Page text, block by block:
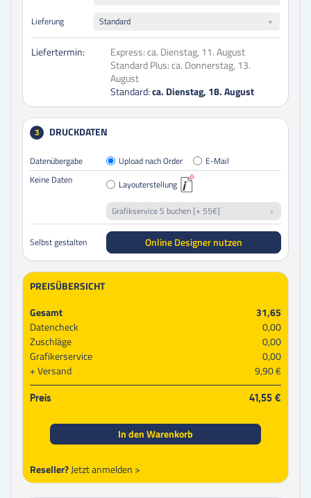
Lieferung
Standard
Liefertermin: Express: ca. Dienstag, 11. August
Standard Plus: ca. Donnerstag, 13.
August
Standard: ca. Dienstag, 18. August
3 DRUCKDATEN
Datenübergabe Upload nach Order
E-Mail
Keine Daten
Layouterstellung
Grafikservice S buchen [+ 55€]
Selbst gestalten Online Designer nutzen
PREISÜBERSICHT
Gesamt
31,65
Datencheck
0,00
Zuschläge
0,00
Grafikerservice
0,00
Versand
9,90 €
Preis 41,55 €
In den Warenkorb
Reseller?Jetzt anmelden >